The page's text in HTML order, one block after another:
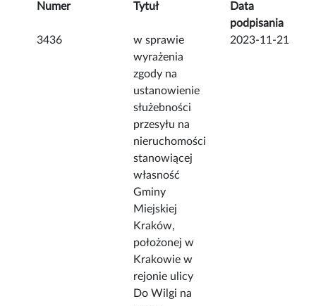
Numer Tytuł
Data
podpisania
3436
w sprawie
wyrażenia
zgody na
ustanowienie
służebności
przesyłu na
nieruchomości
stanowiącej
własność
Gminy
Miejskiej
Kraków,
położonej w
Krakowie w
rejonie ulicy
Do Wilgi na
2023-11-21